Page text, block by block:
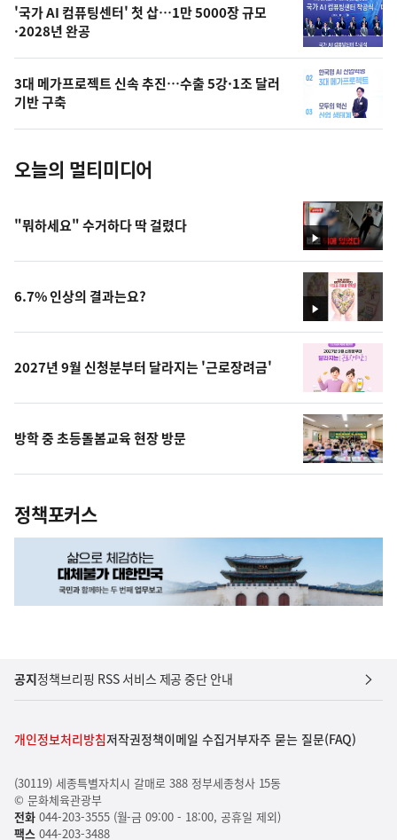
오
늘
의
사
진
'국가 AI 컴퓨팅센터' 첫 삽…1만 5000장 규모
·2028년 완공
3대 메가프로젝트 신속 추진…수출 5강·1조 달러
기반 구축
오늘의 멀티미디어
영
상
"뭐하세요" 수거하다 딱 걸렸다
영
상
6.7% 인상의 결과는요?
2027년 9월 신청분부터 달라지는 '근로장려금'
방학 중 초등돌봄교육 현장 방문
정책포커스
공지정책브리핑 RSS 서비스 제공 중단 안내
개인정보처리방침저작권정책이메일 수집거부자주 묻는 질문(FAQ)
(30119) 세종특별자치시 갈매로 388 정부세종청사 15동
© 문화체육관광부
전화044-203-3555 (월-금 09:00 - 18:00, 공휴일 제외)
팩스 044-203-3488